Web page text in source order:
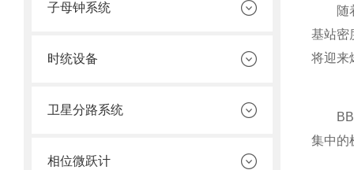
子母钟系统
时统设备
卫星分路系统
相位微跃计
随着
基站密
将迎来
BBU
集中的